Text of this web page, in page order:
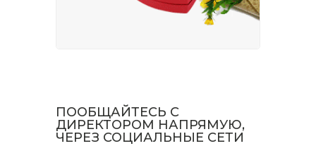
ПООБЩАЙТЕСЬ С
ДИРЕКТОРОМ НАПРЯМУЮ,
ЧЕРЕЗ СОЦИАЛЬНЫЕ СЕТИ